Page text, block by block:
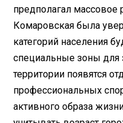
предполагал массовое
Комаровская была
категорий населения
специальные зоны для
территории появятся
профессиональных
активного образа